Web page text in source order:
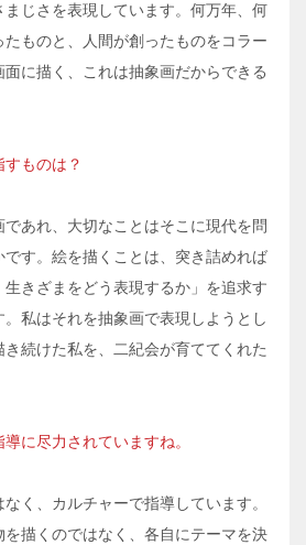
じさを表現しています。何万年、何
ものと、人間が創ったものをコラー
に描く、これは抽象画だからできる
ものは？
あれ、大切なことはそこに現代を問
です。絵を描くことは、突き詰めれば
生きざまをどう表現するか」を追求す
私はそれを抽象画で表現しようとし
続けた私を、二紀会が育ててくれた
に尽力されていますね。
く、カルチャーで指導しています。
描くのではなく、各自にテーマを決